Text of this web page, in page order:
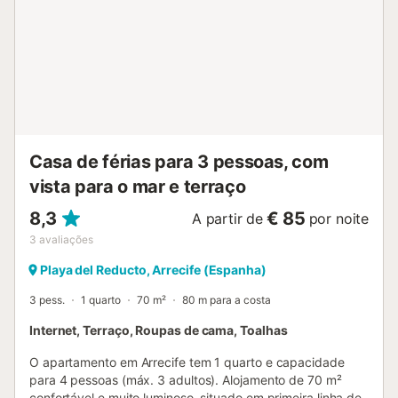
Casa de férias para 3 pessoas, com
vista para o mar e terraço
8,3
3 avaliações
A partir de € 85 por noite
Playa del Reducto, Arrecife (Espanha)
3 pess. 1 quarto 70 m² 80 m para a costa
Internet, Terraço, Roupas de cama, Toalhas
O apartamento em Arrecife tem 1 quarto e capacidade
para 4 pessoas (máx. 3 adultos). Alojamento de 70 m²